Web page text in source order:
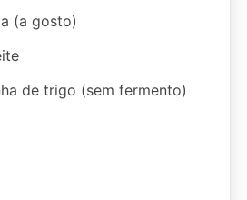
(a gosto)
de trigo (sem fermento)